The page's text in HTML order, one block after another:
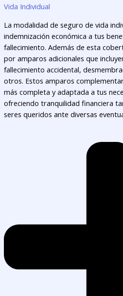
Vida Individual
La modalidad de seguro de vida
indemnización económica a tus
fallecimiento. Además de esta
por amparos adicionales que
fallecimiento accidental,
otros. Estos amparos
más completa y adaptada a tus
ofreciendo tranquilidad financiera
seres queridos ante diversas